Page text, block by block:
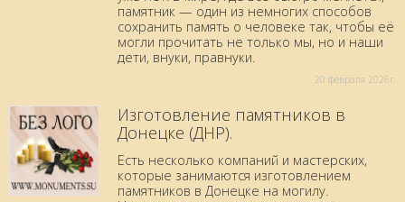
памятник — один из немногих способов
сохранить память о человеке так, чтобы её
могли прочитать не только мы, но и наши
дети, внуки, правнуки.
20 февраля 2026г.
Изготовление памятников в
Донецке (ДНР).
Есть несколько компаний и мастерских,
которые занимаются изготовлением
памятников в Донецке на могилу.